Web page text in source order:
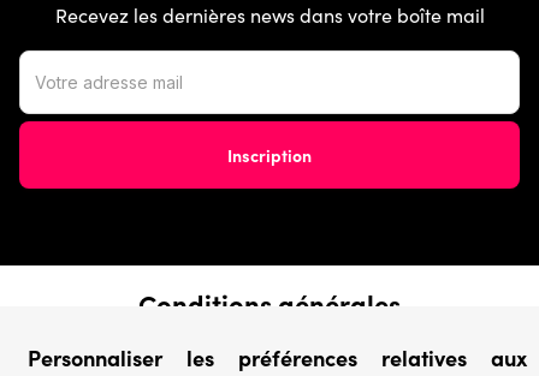
Recevez les dernières news dans votre boîte mail
Conditions générales
› Conditions d’utilisation
Personnaliser les préférences relatives aux